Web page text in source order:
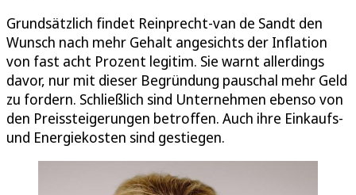
Grundsätzlich findet Reinprecht-van de Sandt den
Wunsch nach mehr Gehalt angesichts der Inflation
von fast acht Prozent legitim. Sie warnt allerdings
davor, nur mit dieser Begründung pauschal mehr Geld
zu fordern. Schließlich sind Unternehmen ebenso von
den Preissteigerungen betroffen. Auch ihre Einkaufs-
und Energiekosten sind gestiegen.